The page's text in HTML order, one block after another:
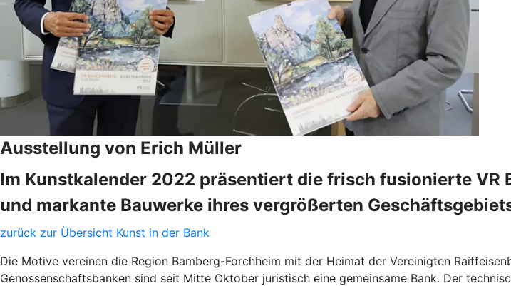
Ausstellung von Erich Müller
Im Kunstkalender 2022 präsentiert die frisch fusionierte VR
und markante Bauwerke ihres vergrößerten
zurück zur Übersicht Kunst in der Bank
Die Motive vereinen die Region Bamberg-Forchheim mit der Heimat der Vereinigten
Genossenschaftsbanken sind seit Mitte Oktober juristisch eine gemeinsame Bank. Der